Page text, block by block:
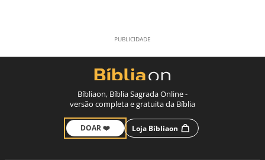
Bíbliaon, Bíblia Sagrada Online -
versão completa e gratuita da Bíblia
DOAR ❤️ Loja Bíbliaon